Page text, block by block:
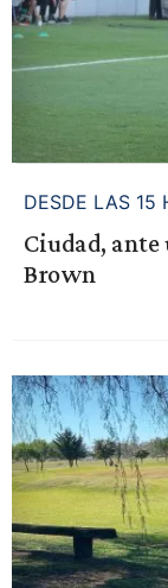
DESDE LAS 15
Ciudad,
Brown